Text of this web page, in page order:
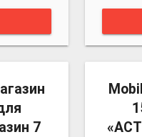
more_vert
7